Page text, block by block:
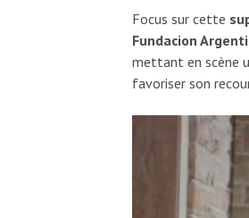
Focus sur cette
Fundacion
mettant en scène
favoriser son